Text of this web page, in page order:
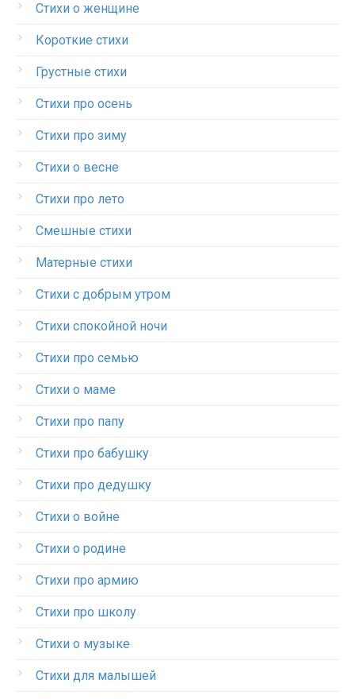
Стихи о женщине
Короткие стихи
Грустные стихи
Стихи про осень
Стихи про зиму
Стихи о весне
Стихи про лето
Смешные стихи
Матерные стихи
Стихи с добрым утром
Стихи спокойной ночи
Стихи про семью
Стихи о маме
Стихи про папу
Стихи про бабушку
Стихи про дедушку
Стихи о войне
Стихи о родине
Стихи про армию
Стихи про школу
Стихи о музыке
Стихи для малышей